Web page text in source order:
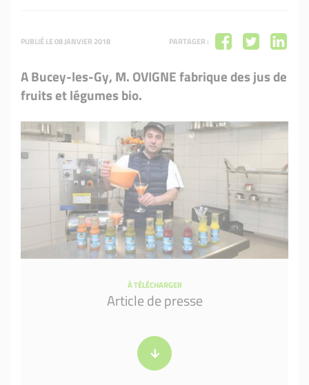
PUBLIÉ LE 08 JANVIER 2018 PARTAGER :
A Bucey-les-Gy, M. OVIGNE fabrique des jus de
fruits et légumes bio.
À TÉLÉCHARGER
Article de presse